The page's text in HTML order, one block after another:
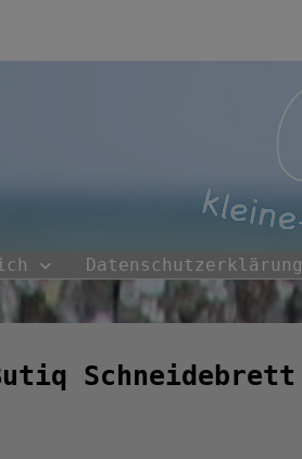
Datenschutzerklärung
Schneidebrett